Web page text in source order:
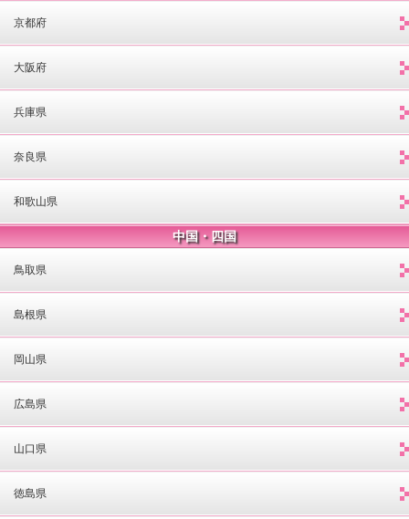
京都府
大阪府
兵庫県
奈良県
和歌山県
中国・四国
鳥取県
島根県
岡山県
広島県
山口県
徳島県